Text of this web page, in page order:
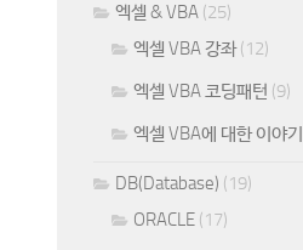
엑셀 & VBA (25)
엑셀 VBA 강좌(12)
엑셀 VBA 코딩패턴 (9)
엑셀 VBA에 대한 이야기
DB(Database) (19)
ORACLE (17)